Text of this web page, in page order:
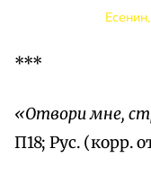
***
«Отвори мне,
П18; Рус. (корр.